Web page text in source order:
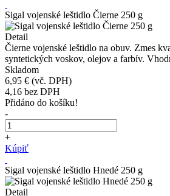
Sigal vojenské leštidlo Čierne 250 g
Detail
Čierne vojenské leštidlo na obuv. Zmes
syntetických voskov, olejov a farbív.
Skladom
6,95 € (vč. DPH)
4,16 bez DPH
Přidáno do košíku!
-
+
Kúpiť
Sigal vojenské leštidlo Hnedé 250 g
Detail